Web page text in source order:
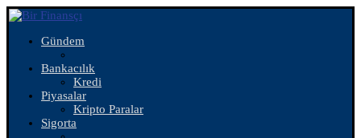
Gündem
Bankacılık
Kredi
Piyasalar
Kripto Paralar
Sigorta